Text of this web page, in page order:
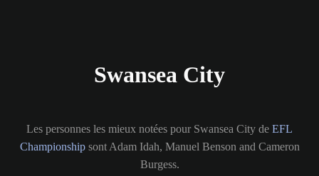
Swansea City
Les personnes les mieux notées pour Swansea City de EFL
Championshipsont Adam Idah, Manuel Benson and Cameron
Burgess.